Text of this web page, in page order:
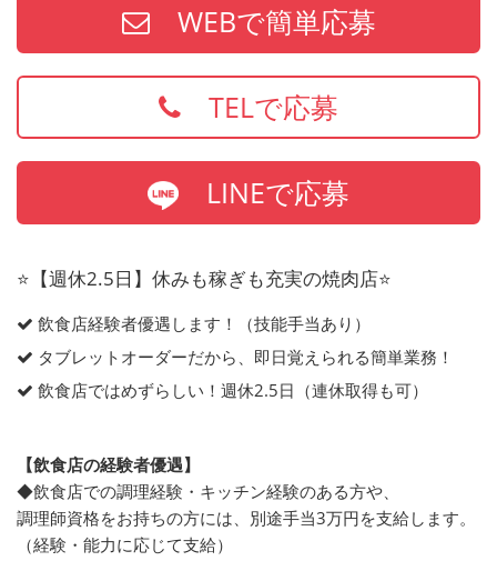
WEBで簡単応募
TELで応募
LINEで応募
⭐️【週休2.5日】休みも稼ぎも充実の焼肉店⭐️
飲食店経験者優遇します！（技能手当あり）
タブレットオーダーだから、即日覚えられる簡単業務！
飲食店ではめずらしい！週休2.5日（連休取得も可）
【飲食店の経験者優遇】
◆飲食店での調理経験・キッチン経験のある方や、
調理師資格をお持ちの方には、別途手当3万円を支給します。
（経験・能力に応じて支給）